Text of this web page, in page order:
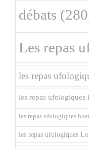
débats
Les repas
les repas
les repas ufologiques
les repas ufologiques
les repas ufologiques